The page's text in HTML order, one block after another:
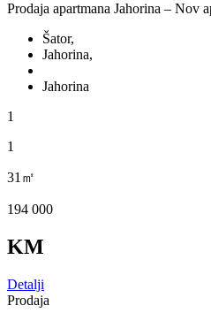
Prodaja apartmana Jahorina – Nov
Šator,
Jahorina,
Jahorina
1
1
31㎡
194 000
KM
Detalji
Prodaja